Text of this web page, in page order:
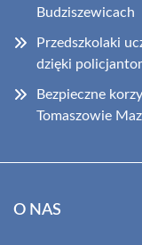
Budziszewicach
Przedszkolaki
dzięki
Bezpieczne
Tomaszowie
O NAS